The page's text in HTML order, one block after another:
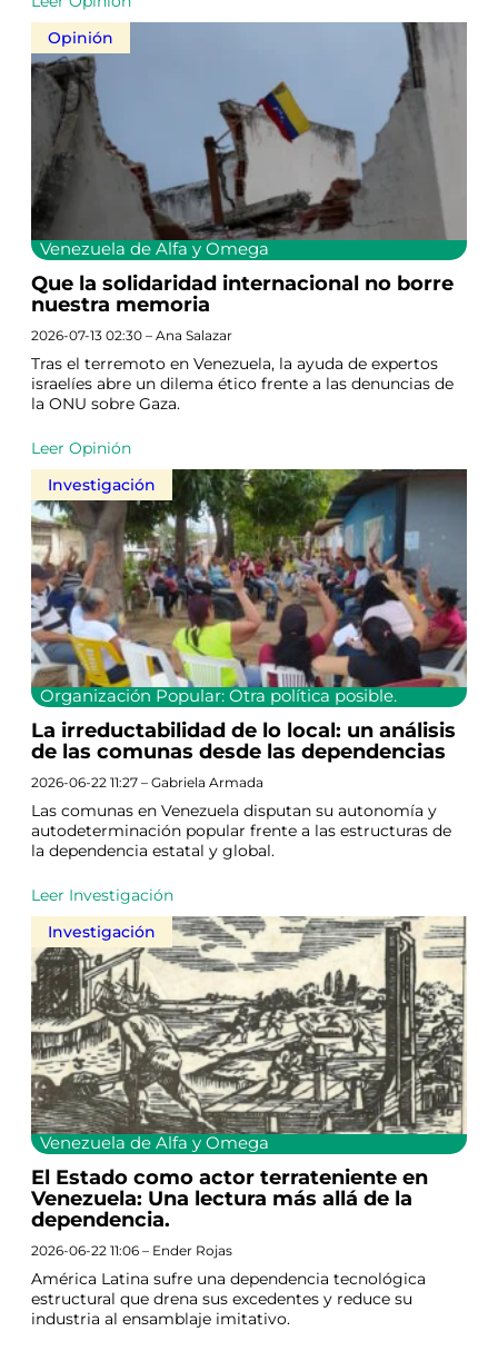
Opinión
Venezuela de Alfa y Omega
Que la solidaridad internacional no borre
nuestra memoria
2026-07-13 02:30 – Ana Salazar
Tras el terremoto en Venezuela, la ayuda de expertos
israelíes abre un dilema ético frente a las denuncias de
la ONU sobre Gaza.
Leer Opinión
Investigación
Organización Popular: Otra política posible.
La irreductabilidad de lo local: un análisis
de las comunas desde las dependencias
2026-06-22 11:27 – Gabriela Armada
Las comunas en Venezuela disputan su autonomía y
autodeterminación popular frente a las estructuras de
la dependencia estatal y global.
Leer Investigación
Investigación
Venezuela de Alfa y Omega
El Estado como actor terrateniente en
Venezuela: Una lectura más allá de la
dependencia.
2026-06-22 11:06 – Ender Rojas
América Latina sufre una dependencia tecnológica
estructural que drena sus excedentes y reduce su
industria al ensamblaje imitativo.